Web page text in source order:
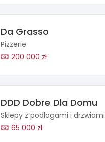
Da Grasso
Pizzerie
200 000 zł
DDD Dobre Dla Domu
Sklepy z podłogami i drzwiami
65 000 zł